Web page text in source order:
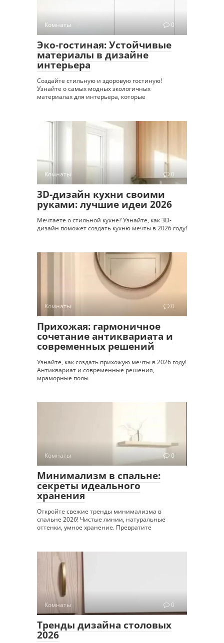
Комнаты 0
Эко-гостиная: Устойчивые
материалы в дизайне
интерьера
Создайте стильную и здоровую гостиную!
Узнайте о самых модных экологичных
материалах для интерьера, которые
Комнаты 0
3D-дизайн кухни своими
руками: лучшие идеи 2026
Мечтаете о стильной кухне? Узнайте, как 3D-
дизайн поможет создать кухню мечты в 2026 году!
Комнаты 0
Прихожая: гармоничное
сочетание антиквариата и
современных решений
Узнайте, как создать прихожую мечты в 2026 году!
Антиквариат и современные решения,
мраморные полы
Комнаты 0
Минимализм в спальне:
секреты идеального
хранения
Откройте свежие тренды минимализма в
спальне 2026! Чистые линии, натуральные
оттенки, умное хранение. Превратите
Комнаты 0
Тренды дизайна столовых
2026